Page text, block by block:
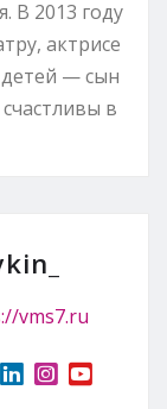
В 2013 году
актрисе
— сын
в
vms7.ru